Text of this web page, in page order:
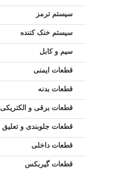
سیستم ترمز
سیستم خنک کننده
سیم و کابل
قطعات ایمنی
قطعات بدنه
قطعات برقی و الکتریکی
قطعات جلوبندی و تعلیق
قطعات داخلی
قطعات گیربکس